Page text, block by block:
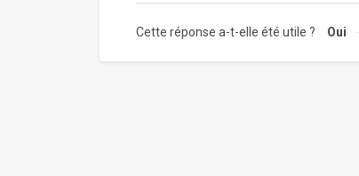
Cette réponse a-t-elle été utile ? Oui